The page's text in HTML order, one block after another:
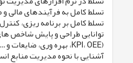
تسلط کامل به فرآیندهای مالی و
تسلط کامل بر برنامه ریزی،
توانایی طراحی و پایش شاخص
(KPI، OEE، بهره وری، ضایعات و ...)
آشنایی با نحوه مدیریت منابع